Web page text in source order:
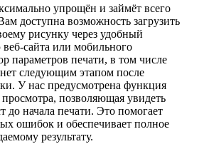
упрощён и займёт всего
доступна возможность загрузить
рисунку через удобный
сайта или мобильного
параметров печати, в том числе
следующим этапом после
У нас предусмотрена функция
позволяющая увидеть
до начала печати. Это помогает
ошибок и обеспечивает полное
результату.